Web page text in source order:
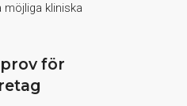
kliniska
för